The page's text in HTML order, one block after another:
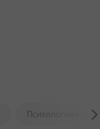
Психология и